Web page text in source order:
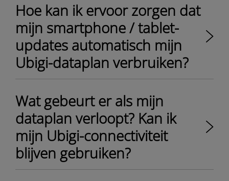
Hoe kan ik ervoor zorgen dat
mijn smartphone / tablet-
updates automatisch mijn
Ubigi-dataplan verbruiken?
Wat gebeurt er als mijn
dataplan verloopt? Kan ik
mijn Ubigi-connectiviteit
blijven gebruiken?